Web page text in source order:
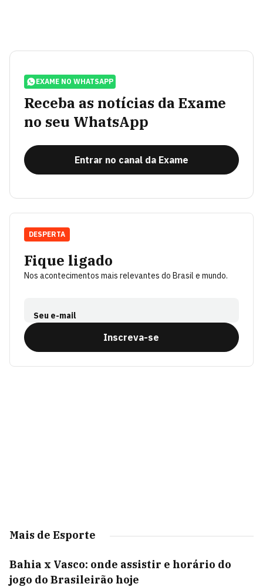
EXAME NO WHATSAPP
Receba as notícias da Exame
no seu WhatsApp
Entrar no canal da Exame
Fique ligado
Nos acontecimentos mais relevantes do Brasil e mundo.
Seu e-mail
Inscreva-se
DESPERTA
Mais de Esporte
Bahia x Vasco: onde assistir e horário do
jogo do Brasileirão hoje